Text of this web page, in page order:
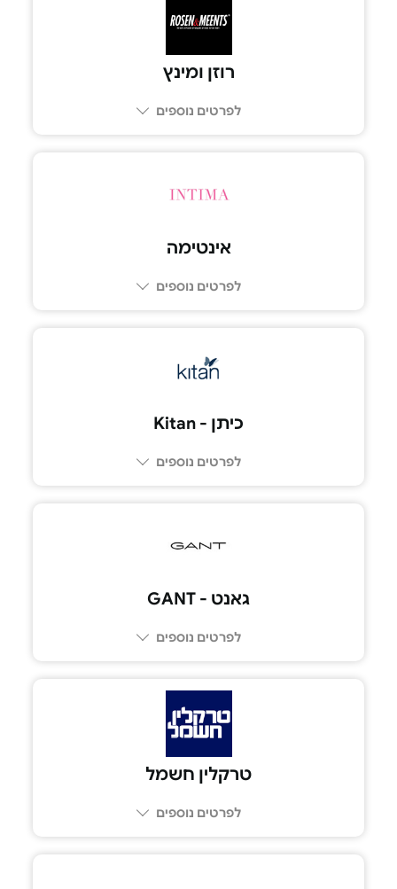
רוזן ומינץ
לפרטים נוספים
אינטימה
לפרטים נוספים
כיתן - Kitan
לפרטים נוספים
גאנט - GANT
לפרטים נוספים
טרקלין חשמל
לפרטים נוספים